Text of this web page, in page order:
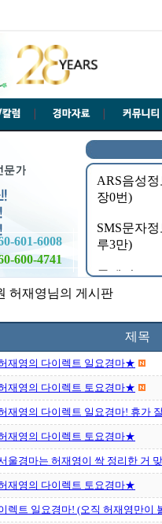
601-6008
600-4741
허재영님의 게시판
제목
재영의 다이렉트 일요경마★
재영의 다이렉트 토요경마★
재영의 다이렉트 일요경마! 휴가
재영의 다이렉트 토요경마★
울경마는 허재영이 싹 정리한 거
재영의 다이렉트 토요경마★
렉트 일요경마! (오직 허재영만이